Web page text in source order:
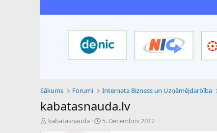
Sākums Forumi Interneta Bizness un Uzņēmējdarbība
kabatasnauda.lv
P
kabatasnauda
S
5. Decembris 2012